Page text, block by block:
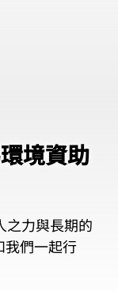
境資助
之力與長期的
我們一起行